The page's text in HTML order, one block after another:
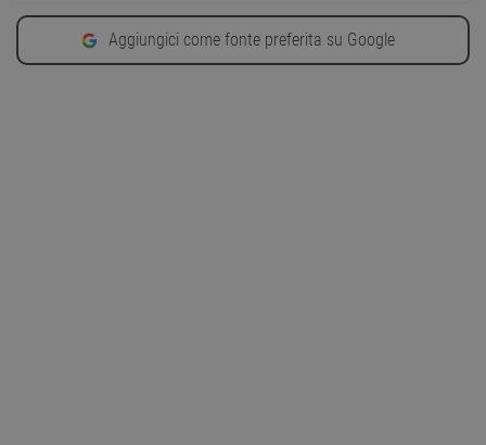
Aggiungici come fonte preferita su Google